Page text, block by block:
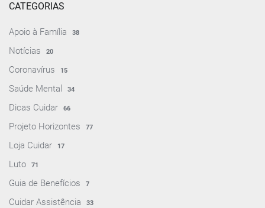
CATEGORIAS
Apoio à Família 38
Notícias 20
Coronavírus 15
Saúde Mental 34
Dicas Cuidar 66
Projeto Horizontes 77
Loja Cuidar 17
Luto 71
Guia de Benefícios 7
Cuidar Assistência 33